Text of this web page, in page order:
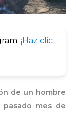
¡Haz clic
de un hombre
mes de